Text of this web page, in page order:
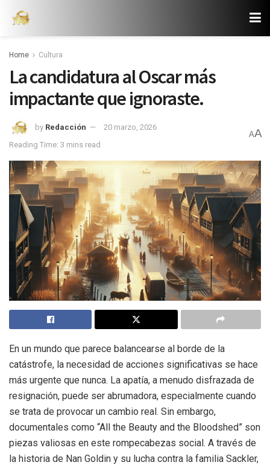
Home Cultura
La candidatura al Oscar más
impactante que ignoraste.
by Redacción
20 marzo, 2026
Reading Time: 3 mins read
AA
En un mundo que parece balancearse al borde de la
catástrofe, la necesidad de acciones significativas se hace
más urgente que nunca. La apatía, a menudo disfrazada de
resignación, puede ser abrumadora, especialmente cuando
se trata de provocar un cambio real. Sin embargo,
documentales como “All the Beauty and the Bloodshed” son
piezas valiosas en este rompecabezas social. A través de
la historia de Nan Goldin y su lucha contra la familia Sackler,